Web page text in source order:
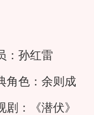
孙红雷
色：余则成
：《潜伏》